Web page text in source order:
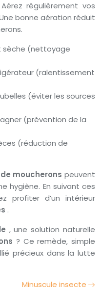
régulièrement vos
bonne aération réduit
sèche (nettoyage
(ralentissement
(éviter les sources
(prévention de la
(réduction de
moucheronspeuvent
hygiène. En suivant ces
profiter d’un intérieur
.
, une solution naturelle
? Ce remède, simple
précieux dans la lutte
Minuscule insecte